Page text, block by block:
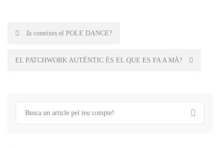
Post
navigation
Ja coneixes el POLE DANCE?
EL PATCHWORK AUTÈNTIC ÉS EL QUE ES FA A MÀ?